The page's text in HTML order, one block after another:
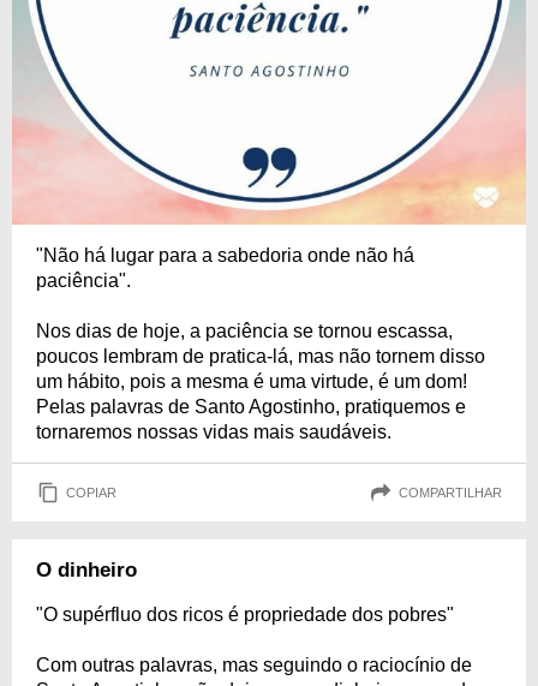
"Não há lugar para a sabedoria onde não há
paciência".
Nos dias de hoje, a paciência se tornou escassa,
poucos lembram de pratica-lá, mas não tornem disso
um hábito, pois a mesma é uma virtude, é um dom!
Pelas palavras de Santo Agostinho, pratiquemos e
tornaremos nossas vidas mais saudáveis.
COPIAR COMPARTILHAR
O dinheiro
"O supérfluo dos ricos é propriedade dos pobres"
Com outras palavras, mas seguindo o raciocínio de